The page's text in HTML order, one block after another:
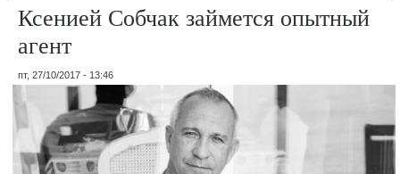
Ксенией Собчак займется опытный
агент
пт, 27/10/2017 - 13:46